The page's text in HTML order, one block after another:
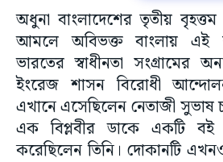
অধুনা বাংলাদেশের তৃতীয়
আমলে অবিভক্ত বাংলায় এই
ভারতের স্বাধীনতা সংগ্ৰামের
ইংরেজ শাসন বিরোধী
এখানে এসেছিলেন নেতাজী সুভাষ
এক বিপ্লবীর ডাকে একটি বই
করেছিলেন তিনি। দোকানটি